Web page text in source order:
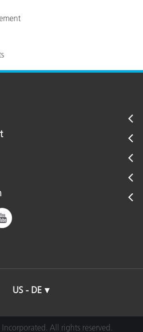
US - DE
All rights reserved.